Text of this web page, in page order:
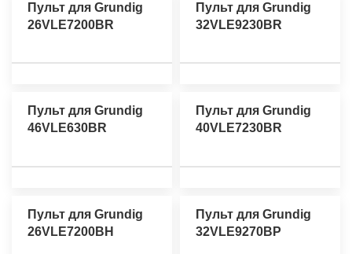
Пульт для Grundig
26VLE7200BR
Пульт для Grundig
32VLE9230BR
Пульт для Grundig
46VLE630BR
Пульт для Grundig
40VLE7230BR
Пульт для Grundig
26VLE7200BH
Пульт для Grundig
32VLE9270BP